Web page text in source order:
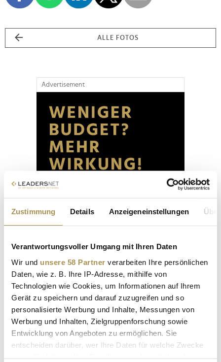
Zustimmung Details Anzeigeneinstellungen
Verantwortungsvoller Umgang mit Ihren Daten
Wir und unsere 58 Partner verarbeiten Ihre persönlichen
Daten, wie z. B. Ihre IP-Adresse, mithilfe von
Technologien wie Cookies, um Informationen auf Ihrem
Gerät zu speichern und darauf zuzugreifen und so
personalisierte Werbung und Inhalte, Messungen von
Werbung und Inhalten, Zielgruppenforschung sowie
Entwicklung von Angeboten zu ermöglichen. Sie
entscheiden darüber, wer Ihre Daten für welche Zwecke
ALLE FOTOS
Advertisement